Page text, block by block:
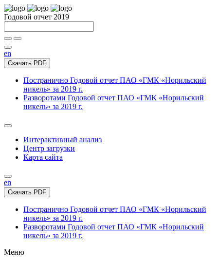
Годовой отчет 2019
en
Скачать PDF
Постранично Годовой отчет ПАО «ГМК «Норильский
никель» за 2019 г.
Разворотами Годовой отчет ПАО «ГМК «Норильский
никель» за 2019 г.
Интерактивный анализ
Центр загрузки
Карта сайта
en
Скачать PDF
Постранично Годовой отчет ПАО «ГМК «Норильский
никель» за 2019 г.
Разворотами Годовой отчет ПАО «ГМК «Норильский
никель» за 2019 г.
Меню